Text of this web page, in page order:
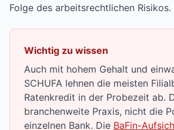
Folge des arbeitsrechtlichen Risikos.
Wichtig zu wissen
Auch mit hohem Gehalt und
SCHUFA lehnen die meisten
Ratenkredit in der Probezeit ab.
branchenweite Praxis, nicht die
einzelnen Bank. Die BaFin-